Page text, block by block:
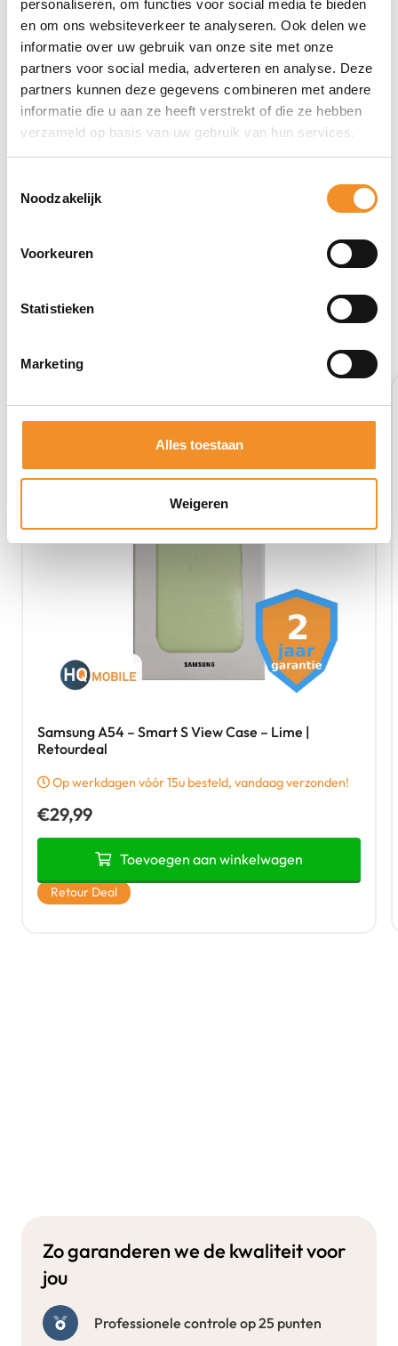
personaliseren, om functies voor social media te bieden
en om ons websiteverkeer te analyseren. Ook delen we
informatie over uw gebruik van onze site met onze
partners voor social media, adverteren en analyse. Deze
partners kunnen deze gegevens combineren met andere
informatie die u aan ze heeft verstrekt of die ze hebben
verzameld op basis van uw gebruik van hun services.
Noodzakelijk
Voorkeuren
Statistieken
Marketing
Alles toestaan
Weigeren
Bekijk ook eens deze producten
Samsung A54 – Smart S View Case – Lime |
Retourdeal
Op werkdagen vóór 15u besteld, vandaag verzonden!
€29,99
Toevoegen aan winkelwagen
Retour Deal
Zo garanderen we de kwaliteit voor
jou
Professionele controle op 25 punten